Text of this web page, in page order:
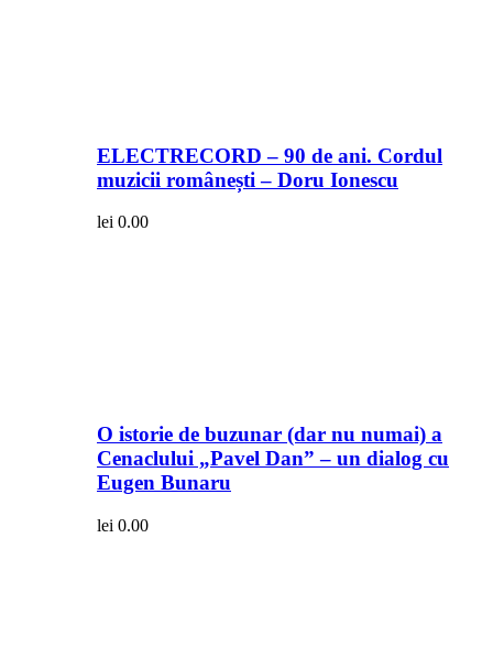
ELECTRECORD – 90 de ani. Cordul
muzicii românești – Doru Ionescu
lei 0.00
O istorie de buzunar (dar nu numai) a
Cenaclului „Pavel Dan” – un dialog cu
Eugen Bunaru
lei 0.00